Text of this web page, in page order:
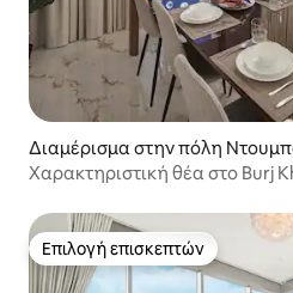
Διαμέρισμα στην πόλη
Χαρακτηριστική θέα στο Burj
Επιλογή επισκεπτών
Επιλογή επισκεπτών